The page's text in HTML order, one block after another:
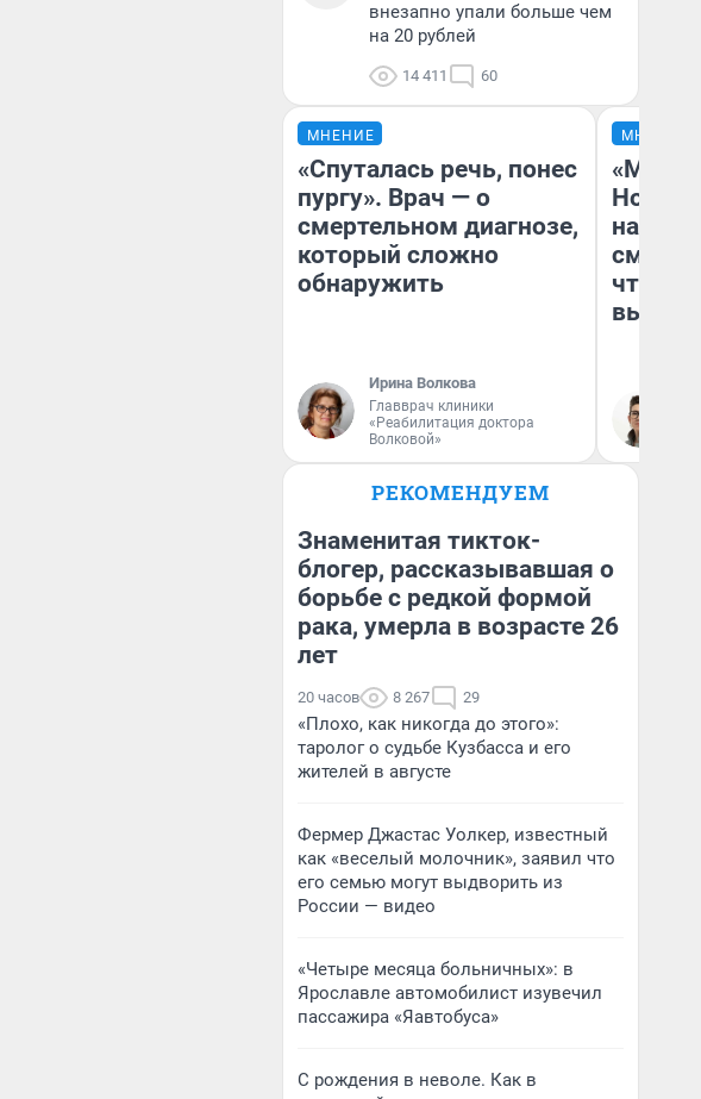
внезапно упали больше чем
на 20 рублей
14 411 60
МНЕНИЕ
«Спуталась речь, понес
пургу». Врач — о
смертельном диагнозе,
который сложно
обнаружить
Ирина Волкова
Главврач клиники
«Реабилитация доктора
Волковой»
МНЕНИЕ
«Мы
чтобы
РЕКОМЕНДУЕМ
Знаменитая тикток-
блогер, рассказывавшая о
борьбе с редкой формой
рака, умерла в возрасте 26
лет
20 часов 8 267 29
«Плохо, как никогда до этого»:
таролог о судьбе Кузбасса и его
жителей в августе
Фермер Джастас Уолкер, известный
как «веселый молочник», заявил что
его семью могут выдворить из
России — видео
«Четыре месяца больничных»: в
Ярославле автомобилист изувечил
пассажира «Яавтобуса»
С рождения в неволе. Как в